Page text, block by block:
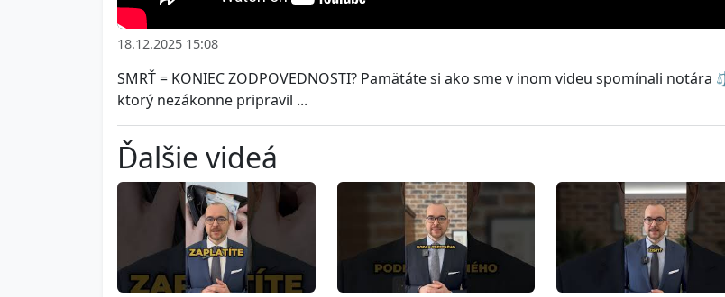
18.12.2025 15:08
SMRŤ = KONIEC ZODPOVEDNOSTI? Pamätáte si ako sme v inom videu spomínali notára
ktorý nezákonne pripravil ...
Ďalšie videá